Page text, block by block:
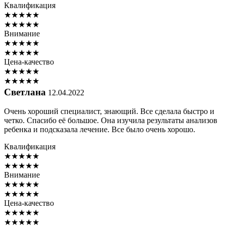
Квалификация
★★★★★
★★★★★
Внимание
★★★★★
★★★★★
Цена-качество
★★★★★
★★★★★
Светлана 12.04.2022
Очень хороший специалист, знающий. Все сделала быстро и
четко. Спасибо её большое. Она изучила результаты анализов
ребенка и подсказала лечение. Все было очень хорошо.
Квалификация
★★★★★
★★★★★
Внимание
★★★★★
★★★★★
Цена-качество
★★★★★
★★★★★